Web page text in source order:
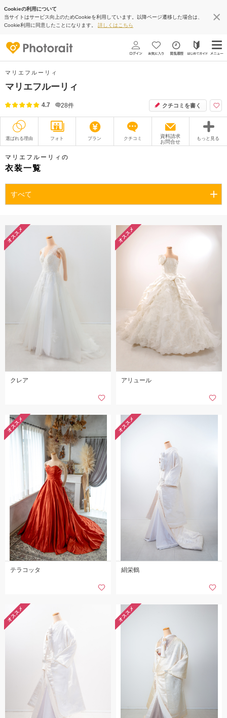
Cookieの利用について
当サイトはサービス向上のためCookieを利用しています。以降ページ遷移した場合は、
Cookie利用に同意したことになります。 詳しくはこちら
マリエフルーリィ
マリエフルーリィ
4.7 28件 クチコミを書く
選ばれる理由 フォト プラン クチコミ
資料請求
お問合せ
もっと見る
撮影レポート
オプション
こだわりポイント
チャペルでの撮影 庭園での撮影
スタジオでの撮影 海での撮影 ペットと撮影
マタニティフォト
世界遺産での撮影
マリエフルーリィの
衣装一覧
すべて
オススメ
クレア
オススメ
アリュール
オススメ
テラコッタ
オススメ
絹栄鶴
オススメ オススメ